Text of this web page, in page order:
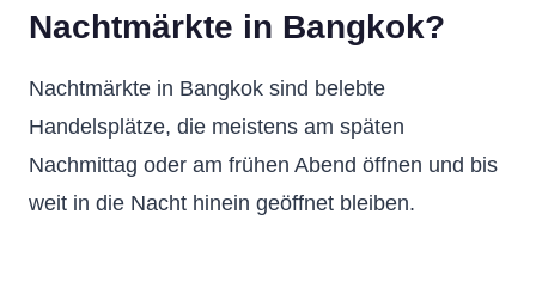
Nachtmärkte in Bangkok?
Nachtmärkte in Bangkok sind belebte
Handelsplätze, die meistens am späten
Nachmittag oder am frühen Abend öffnen und bis
weit in die Nacht hinein geöffnet bleiben.